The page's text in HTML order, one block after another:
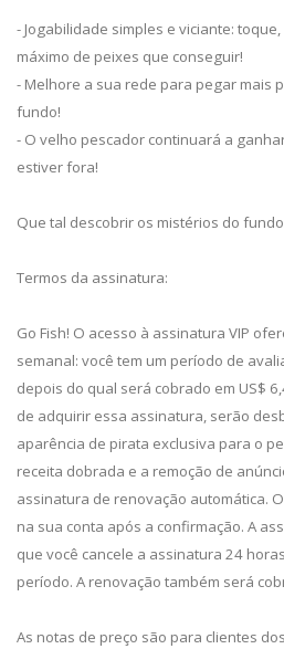
- Jogabilidade simples e viciante:
máximo de peixes que conseguir!
- Melhore a sua rede para pegar mais
fundo!
- O velho pescador continuará a
estiver fora!
Que tal descobrir os mistérios do
Termos da assinatura:
Go Fish! O acesso à assinatura VIP
semanal: você tem um período de
depois do qual será cobrado em US$
de adquirir essa assinatura, serão
aparência de pirata exclusiva para o
receita dobrada e a remoção de
assinatura de renovação automática.
na sua conta após a confirmação. A
que você cancele a assinatura 24
período. A renovação também será
As notas de preço são para clientes